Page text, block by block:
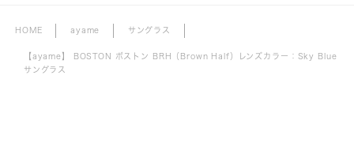
HOME ayame サングラス
【ayame】 BOSTON ボストン BRH（Brown Half）レンズカラー：Sky Blue
サングラス